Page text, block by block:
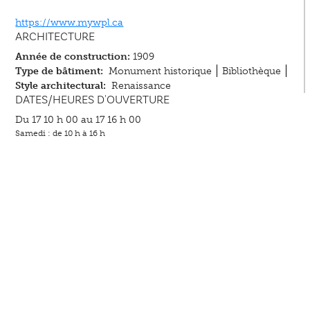
https://www.mywpl.ca
ARCHITECTURE
Année de construction: 1909
Type de bâtiment: Monument historique
Bibliothèque
Style architectural: Renaissance
DATES/HEURES D'OUVERTURE
Du 17 10 h 00 au 17 16 h 00
Samedi : de 10 h à 16 h